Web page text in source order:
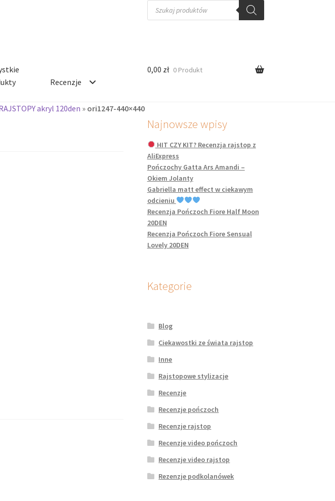
Wyszukiwarka
produktów
Recenzje
0,00 zł 0 Produkt
akryl 120den » ori1247-440×440
Najnowsze wpisy
HIT CZY KIT? Recenzja rajstop z
AliExpress
Pończochy Gatta Ars Amandi –
Okiem Jolanty
Gabriella matt effect w ciekawym
odcieniu
Recenzja Pończoch Fiore Half Moon
20DEN
Recenzja Pończoch Fiore Sensual
Lovely 20DEN
Kategorie
Blog
Ciekawostki ze świata rajstop
Inne
Rajstopowe stylizacje
Recenzje
Recenzje pończoch
Recenzje rajstop
Recenzje video pończoch
Recenzje video rajstop
Rezenzje podkolanówek